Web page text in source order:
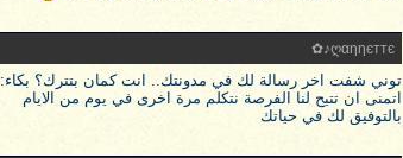
ღαηηєттє♪✿
توني شفت اخر رسالة لك في مدونتك.. انت كمان بتترك؟ بكاء:
اتمنى ان تتيح لنا الفرصة نتكلم مرة اخرى في يوم من الايام
بالتوفيق لك في حياتك